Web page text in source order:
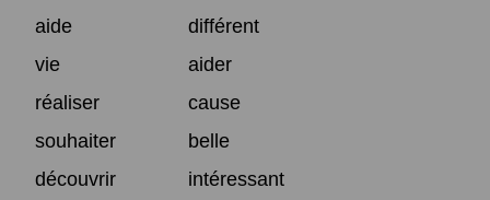
aide
différent
vie
aider
réaliser
cause
souhaiter
belle
découvrir
intéressant